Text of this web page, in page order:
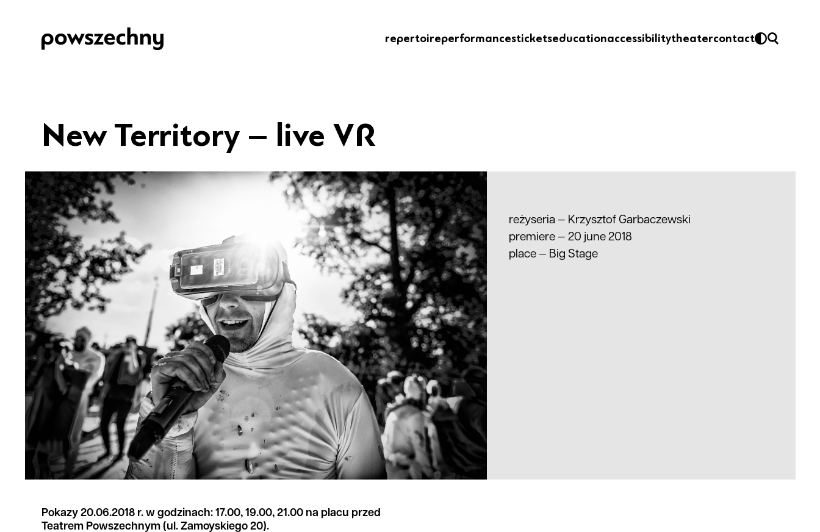
repertoireperformancesticketseducationaccessibilitytheatercontact
New Territory – live VR
reżyseria — Krzysztof Garbaczewski
premiere — 20 june 2018
place — Big Stage
Pokazy 20.06.2018 r. w godzinach: 17.00, 19.00, 21.00 na placu przed
Teatrem Powszechnym (ul. Zamoyskiego 20).